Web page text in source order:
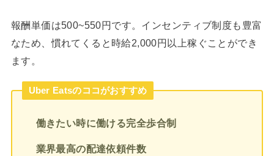
報酬単価は500~550円です。インセンティブ制度も豊富
なため、慣れてくると時給2,000円以上稼ぐことができ
ます。
Uber Eatsのココがおすすめ
働きたい時に働ける完全歩合制
業界最高の配達依頼件数